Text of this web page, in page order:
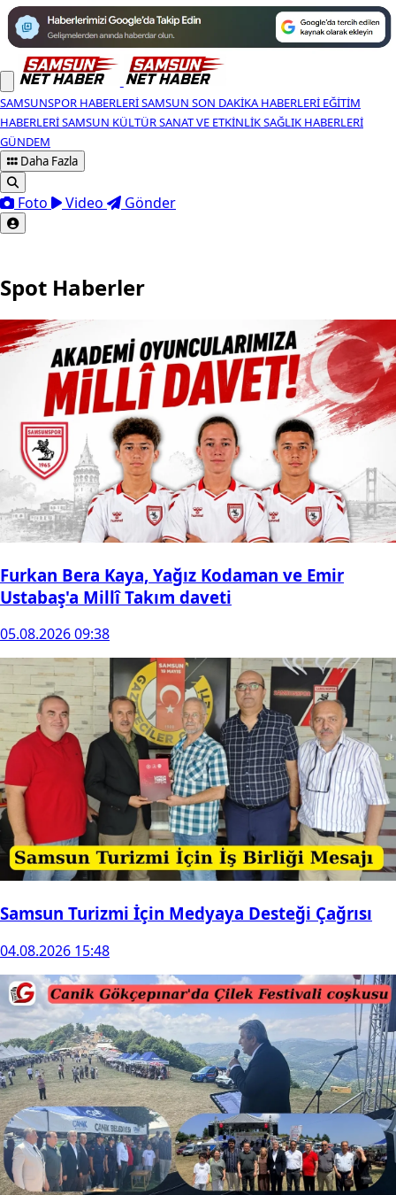
SAMSUNSPOR HABERLERISAMSUN SON DAKIKA HABERLERI EĞITIM
HABERLERISAMSUN KÜLTÜR SANAT VE ETKINLIKSAĞLIK HABERLERI
GÜNDEM
Daha Fazla
Foto Video Gönder
Spot Haberler
Furkan Bera Kaya, Yağız Kodaman ve Emir
Ustabaş'a Millî Takım daveti
05.08.2026 09:38
Samsun Turizmi İçin Medyaya Desteği Çağrısı
04.08.2026 15:48